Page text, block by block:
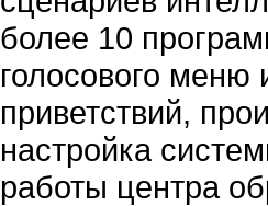
более 10
голосового меню
приветствий,
настройка
работы центра